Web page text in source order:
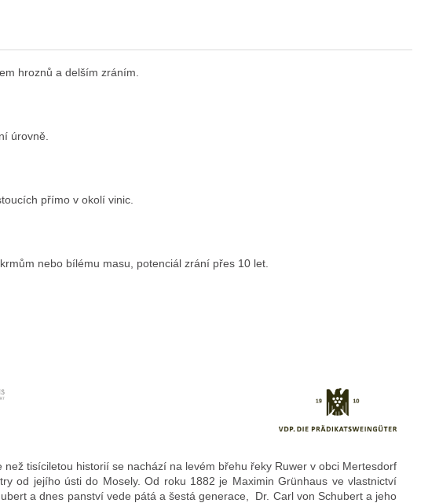
hroznů a delším zráním.
úrovně.
přímo v okolí vinic.
nebo bílému masu, potenciál zrání přes 10 let.
než tisíciletou historií se nachází na levém břehu řeky Ruwer v obci Mertesdorf
od jejího ústi do Mosely. Od roku 1882 je Maximin Grünhaus ve vlastnictví
a dnes panství vede pátá a šestá generace, Dr. Carl von Schubert a jeho